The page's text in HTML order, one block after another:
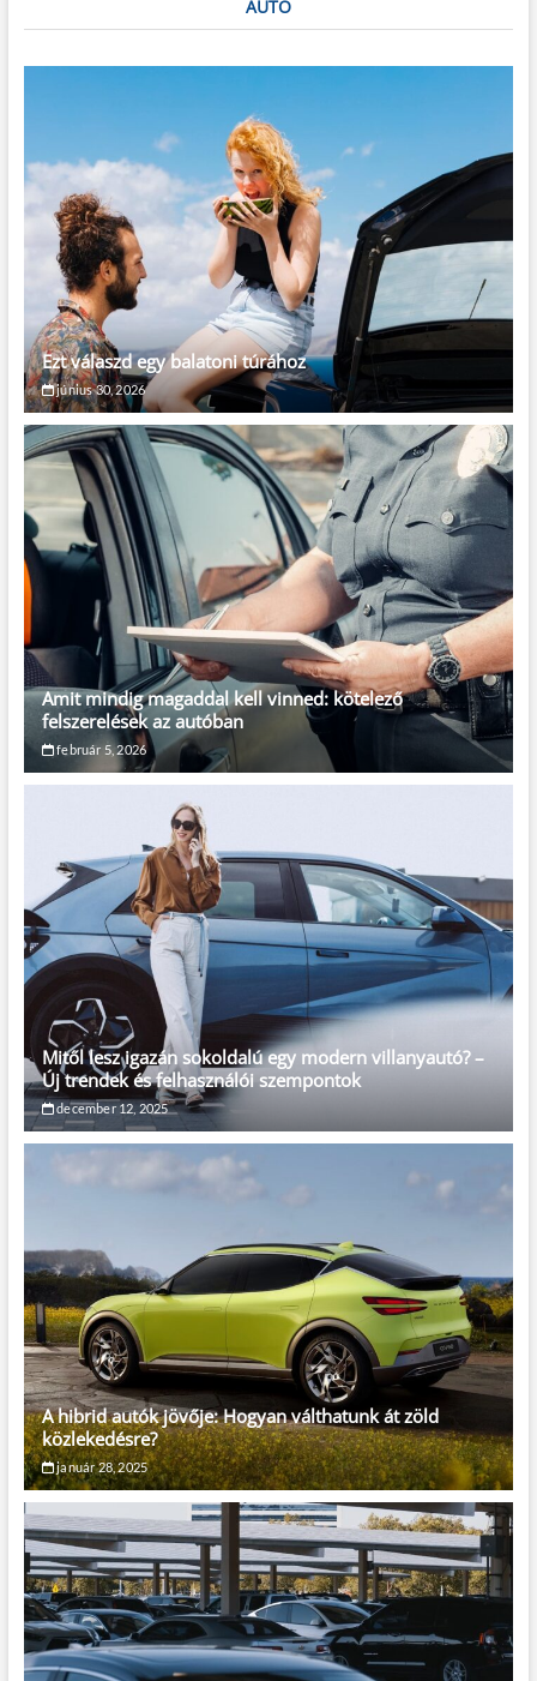
AUTO
Ezt válaszd egy balatoni túrához
június 30, 2026
Amit mindig magaddal kell vinned: kötelező
felszerelések az autóban
február 5, 2026
Mitől lesz igazán sokoldalú egy modern villanyautó? –
Új trendek és felhasználói szempontok
december 12, 2025
A hibrid autók jövője: Hogyan válthatunk át zöld
közlekedésre?
január 28, 2025